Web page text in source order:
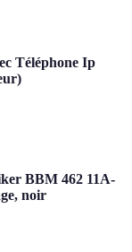
Téléphone Ip
BBM 462 11A-
noir